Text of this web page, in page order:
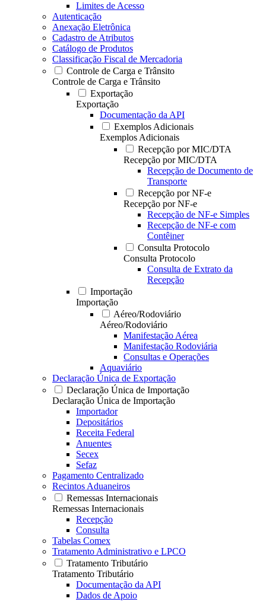
Limites de Acesso
Autenticação
Anexação Eletrônica
Cadastro de Atributos
Catálogo de Produtos
Classificação Fiscal de Mercadoria
Controle de Carga e Trânsito
Controle de Carga e Trânsito
Exportação
Exportação
Documentação da API
Exemplos Adicionais
Exemplos Adicionais
Recepção por MIC/DTA
Recepção por MIC/DTA
Recepção de Documento de
Transporte
Recepção por NF-e
Recepção por NF-e
Recepção de NF-e Simples
Recepção de NF-e com
Contêiner
Consulta Protocolo
Consulta Protocolo
Consulta de Extrato da
Recepção
Importação
Importação
Aéreo/Rodoviário
Aéreo/Rodoviário
Manifestação Aérea
Manifestação Rodoviária
Consultas e Operações
Aquaviário
Declaração Única de Exportação
Declaração Única de Importação
Declaração Única de Importação
Importador
Depositários
Receita Federal
Anuentes
Secex
Sefaz
Pagamento Centralizado
Recintos Aduaneiros
Remessas Internacionais
Remessas Internacionais
Recepção
Consulta
Tabelas Comex
Tratamento Administrativo e LPCO
Tratamento Tributário
Tratamento Tributário
Documentação da API
Dados de Apoio